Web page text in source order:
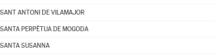
SANT ANTONI DE VILAMAJOR
SANTA PERPÈTUA DE MOGODA
SANTA SUSANNA